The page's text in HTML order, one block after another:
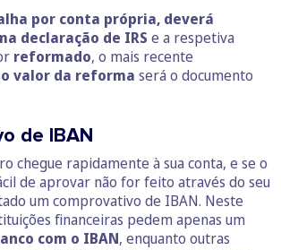
por conta própria, deverá
declaração de IRS e a respetiva
reformado, o mais recente
valor da reforma será o documento
de IBAN
chegue rapidamente à sua conta, e se o
de aprovar não for feito através do seu
um comprovativo de IBAN. Neste
financeiras pedem apenas um
com o IBAN, enquanto outras